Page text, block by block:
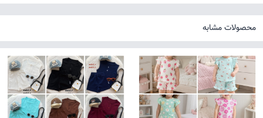
محصولات مشابه